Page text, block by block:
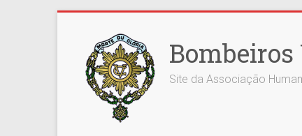
content
Site da Associação